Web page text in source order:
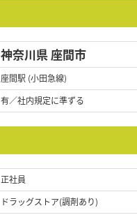
神奈川県 座間市
座間駅 (小田急線)
有／社内規定に準ずる
正社員
ドラッグストア(調剤あり)